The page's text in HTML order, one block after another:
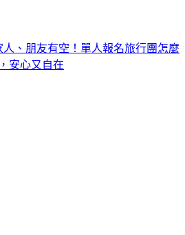
、朋友有空！單人報名旅行團怎麼
安心又自在